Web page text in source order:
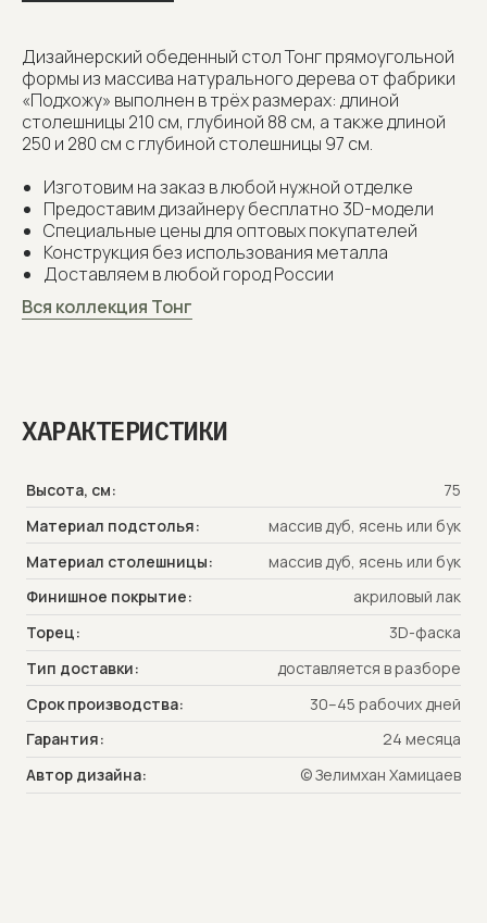
Дизайнерский обеденный стол Тонг прямоугольной
формы из массива натурального дерева от фабрики
«Подхожу» выполнен в трёх размерах: длиной
столешницы 210 см, глубиной 88 см, а также длиной
250 и 280 см с глубиной столешницы 97 см.
Изготовим на заказ в любой нужной отделке
Предоставим дизайнеру бесплатно 3D-модели
Специальные цены для оптовых покупателей
Конструкция без использования металла
Доставляем в любой город России
Вся коллекция Тонг
ХАРАКТЕРИСТИКИ
Высота, см:
75
Материал подстолья:
массив дуб, ясень или бук
Материал столешницы:
массив дуб, ясень или бук
Финишное покрытие:
акриловый лак
Торец:
3D-фаска
Тип доставки:
доставляется в разборе
Срок производства:
30–45 рабочих дней
Гарантия:
24 месяца
Автор дизайна:
© Зелимхан Хамицаев
Тонг — это коллекция мебели для дома и
общественных заведений.‎
Изготовлен из массива дерева и может быть
окрашен в любой цвет. Отличительной чертой
является сложная геометрическая форма ног,
за счёт которой модели выглядят оригинально
во всех ракурсах. В переводе с осетинского –
твёрдый, устойчивый.
УНИВЕРСАЛЬНАЯ СЕРИЯ,
ПРОСТРАНСТВА